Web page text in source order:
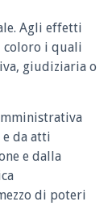
Agli effetti
coloro i quali
giudiziaria o
da atti
e dalla
di poteri